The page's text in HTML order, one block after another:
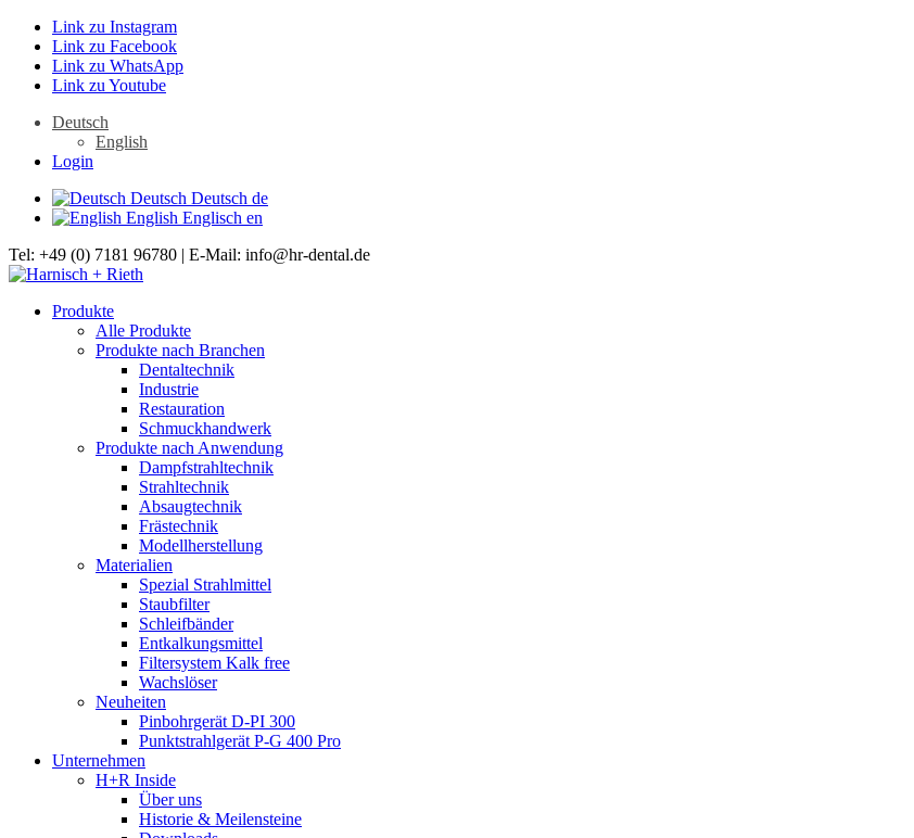
Link zu Instagram
Link zu Facebook
Link zu WhatsApp
Link zu Youtube
Deutsch
English
Login
Deutsch Deutsch de
English Englisch en
Tel: +49 (0) 7181 96780 | E-Mail: info@hr-dental.de
Produkte
Alle Produkte
Produkte nach Branchen
Dentaltechnik
Industrie
Restauration
Schmuckhandwerk
Produkte nach Anwendung
Dampfstrahltechnik
Strahltechnik
Absaugtechnik
Frästechnik
Modellherstellung
Materialien
Spezial Strahlmittel
Staubfilter
Schleifbänder
Entkalkungsmittel
Filtersystem Kalk free
Wachslöser
Neuheiten
Pinbohrgerät D-PI 300
Punktstrahlgerät P-G 400 Pro
Unternehmen
H+R Inside
Über uns
Historie & Meilensteine